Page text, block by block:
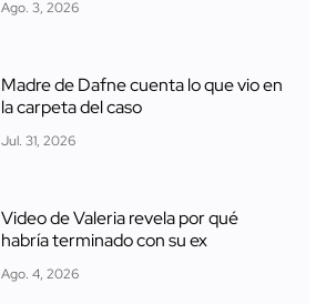
Ago. 3, 2026
Madre de Dafne cuenta lo que vio en
la carpeta del caso
Jul. 31, 2026
Video de Valeria revela por qué
habría terminado con su ex
Ago. 4, 2026